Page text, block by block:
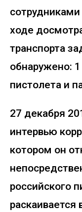
ходе
транспорта
обнаружено:
пистолета и
27 декабря
интервью
котором он
российского